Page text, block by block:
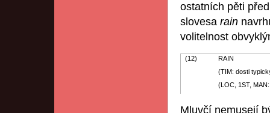
ostatních pěti
slovesa rain
volitelnost
(12)
RAIN
(TIM: dosti
(LOC, 1ST,
Mluvčí nemusejí